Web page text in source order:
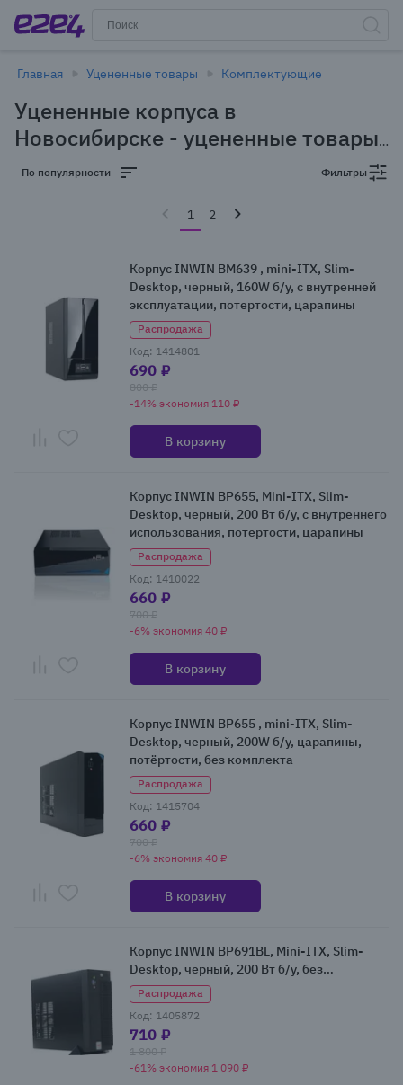
Главная Уцененные товары Комплектующие
Уцененные корпуса в
Новосибирске - уцененные товары
По популярности Фильтры
1 2
Корпус INWIN BM639 , mini-ITX, Slim-
Desktop, черный, 160W б/у, с внутренней
эксплуатации, потертости, царапины
Распродажа
Код: 1414801
690 ₽
800 ₽
-14% экономия 110 ₽
В корзину
Корпус INWIN BP655, Mini-ITX, Slim-
Desktop, черный, 200 Вт б/у, с внутреннего
использования, потертости, царапины
Распродажа
Код: 1410022
660 ₽
700 ₽
-6% экономия 40 ₽
В корзину
Корпус INWIN BP655 , mini-ITX, Slim-
Desktop, черный, 200W б/у, царапины,
потёртости, без комплекта
Распродажа
Код: 1415704
660 ₽
700 ₽
-6% экономия 40 ₽
В корзину
Корпус INWIN BP691BL, Mini-ITX, Slim-
Desktop, черный, 200 Вт б/у, без
комплекта - только корпус с блоком
питания
Распродажа
Код: 1405872
710 ₽
1 800 ₽
-61% экономия 1 090 ₽